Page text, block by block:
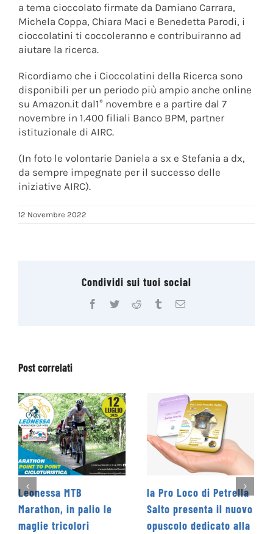
a tema cioccolato firmate da Damiano Carrara,
Michela Coppa, Chiara Maci e Benedetta Parodi, i
cioccolatini ti coccoleranno e contribuiranno ad
aiutare la ricerca.
Ricordiamo che i Cioccolatini della Ricerca sono
disponibili per un periodo più ampio anche online
su Amazon.it dal1° novembre e a partire dal 7
novembre in 1.400 filiali Banco BPM, partner
istituzionale di AIRC.
(In foto le volontarie Daniela a sx e Stefania a dx,
da sempre impegnate per il successo delle
iniziative AIRC).
12 Novembre 2022
Condividi sui tuoi social
Facebook
TwitterReddit TumblrEmail
Post correlati
MTB
in palio le
tricolori
la Pro Loco di Petrella
Salto presenta il nuovo
opuscolo dedicato alla
La
Levante